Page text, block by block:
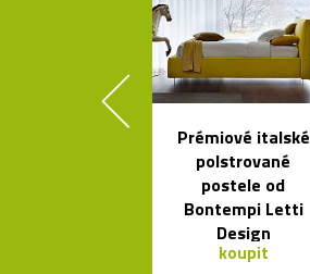
Prémiové italské
polstrované
postele od
Bontempi Letti
Design
koupit